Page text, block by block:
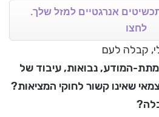
אנרגטיים למזל שלך.
לחצו
קבלה לעם
המודע, נבואות, עיבוד של
שאינו קשור לחוקי המציאות?